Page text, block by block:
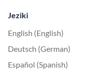
Jeziki
English (English)
Deutsch (German)
Español (Spanish)